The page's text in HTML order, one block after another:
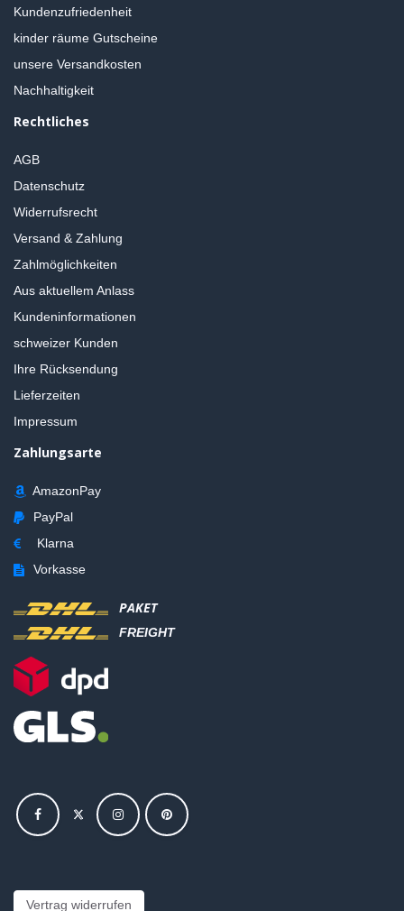
Kundenzufriedenheit
kinder räume Gutscheine
unsere Versandkosten
Nachhaltigkeit
Rechtliches
AGB
Datenschutz
Widerrufsrecht
Versand & Zahlung
Zahlmöglichkeiten
Aus aktuellem Anlass
Kundeninformationen
schweizer Kunden
Ihre Rücksendung
Lieferzeiten
Impressum
Zahlungsarte
AmazonPay
PayPal
Klarna
Vorkasse
PAKET
FREIGHT
Vertrag widerrufen